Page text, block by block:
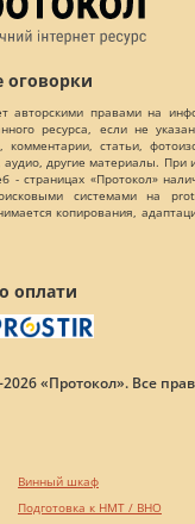
авторскими правами на
ресурса, если не
комментарии, статьи,
другие материалы. При
- страницах «Протокол»
системами на
копирования,
оплати
«Протокол». Все
Винный шкаф
Подготовка к НМТ / ВНО